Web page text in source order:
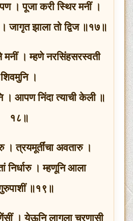
। पूजा करी स्थिर मनीं ।
जागृत झाला तो द्विज ॥१७॥
। म्हणे नरसिंहसरस्वती
शिवमुनि ।
आपण निंदा त्याची केली ॥
१८॥
। त्रयमूर्तींचा अवतारु ।
निर्धारु । म्हणूनि आला
॥१९॥
। येऊनि लागला चरणासी